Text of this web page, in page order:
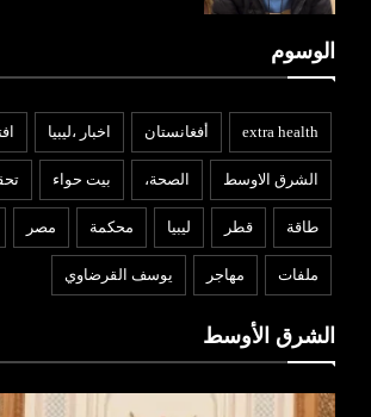
الوسوم
extra health أفغانستان اخبار ،ليبيا
الشرق الاوسط الصحة، بيت حواء
طاقة قطر ليبيا محكمة مصر
ملفات مهاجر يوسف القرضاوي
الشرق الأوسط